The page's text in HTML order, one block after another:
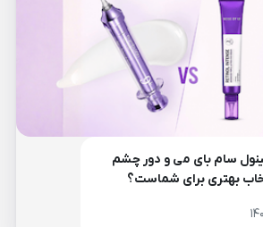
سام بای می و دور چشم